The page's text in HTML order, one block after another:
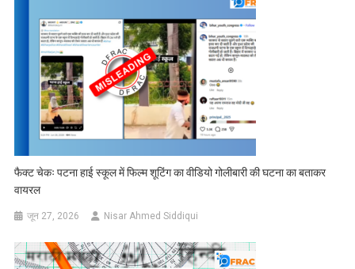
फैक्ट चेकः पटना हाई स्कूल में फिल्म शूटिंग का वीडियो गोलीबारी की घटना का बताकर
वायरल
जून 27, 2026 Nisar Ahmed Siddiqui